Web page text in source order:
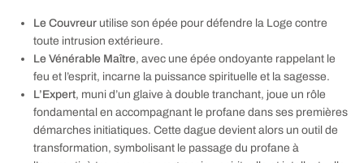
Le Couvreur utilise son épée pour défendre la Loge contre
toute intrusion extérieure.
Le Vénérable Maître, avec une épée ondoyante rappelant le
feu et l’esprit, incarne la puissance spirituelle et la sagesse.
L’Expert, muni d’un glaive à double tranchant, joue un rôle
fondamental en accompagnant le profane dans ses premières
démarches initiatiques. Cette dague devient alors un outil de
transformation, symbolisant le passage du profane à